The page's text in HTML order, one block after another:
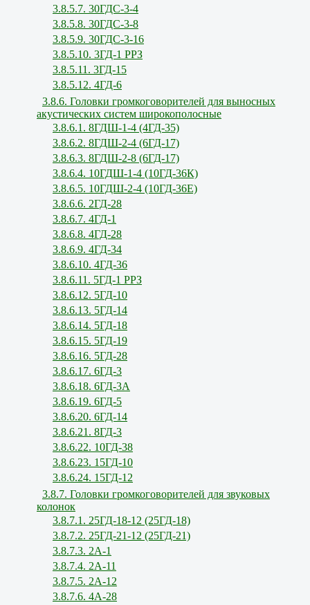
3.8.5.7. 30ГДС-3-4
3.8.5.8. 30ГДС-3-8
3.8.5.9. 30ГДС-3-16
3.8.5.10. 3ГД-1 РРЗ
3.8.5.11. 3ГД-15
3.8.5.12. 4ГД-6
3.8.6. Головки громкоговорителей для выносных
акустических систем широкополосные
3.8.6.1. 8ГДШ-1-4 (4ГД-35)
3.8.6.2. 8ГДШ-2-4 (6ГД-17)
3.8.6.3. 8ГДШ-2-8 (6ГД-17)
3.8.6.4. 10ГДШ-1-4 (10ГД-36К)
3.8.6.5. 10ГДШ-2-4 (10ГД-36Е)
3.8.6.6. 2ГД-28
3.8.6.7. 4ГД-1
3.8.6.8. 4ГД-28
3.8.6.9. 4ГД-34
3.8.6.10. 4ГД-36
3.8.6.11. 5ГД-1 РРЗ
3.8.6.12. 5ГД-10
3.8.6.13. 5ГД-14
3.8.6.14. 5ГД-18
3.8.6.15. 5ГД-19
3.8.6.16. 5ГД-28
3.8.6.17. 6ГД-3
3.8.6.18. 6ГД-3А
3.8.6.19. 6ГД-5
3.8.6.20. 6ГД-14
3.8.6.21. 8ГД-3
3.8.6.22. 10ГД-38
3.8.6.23. 15ГД-10
3.8.6.24. 15ГД-12
3.8.7. Головки громкоговорителей для звуковых
колонок
3.8.7.1. 25ГД-18-12 (25ГД-18)
3.8.7.2. 25ГД-21-12 (25ГД-21)
3.8.7.3. 2А-1
3.8.7.4. 2А-11
3.8.7.5. 2А-12
3.8.7.6. 4А-28